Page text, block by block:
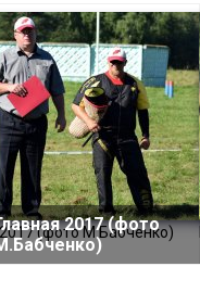
2017 (фото М.Бабченко)